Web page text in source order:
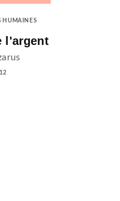
HUMAINES
l'argent